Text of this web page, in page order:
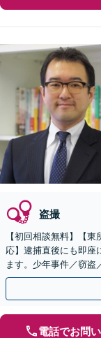
盗撮
【初回相談無料】【
応】逮捕直後にも即座
ます。少年事件／窃盗
刑事事件は初動が重要
電話でお問